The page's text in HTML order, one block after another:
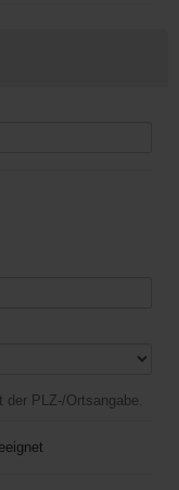
PLZ-/Ortsangabe.